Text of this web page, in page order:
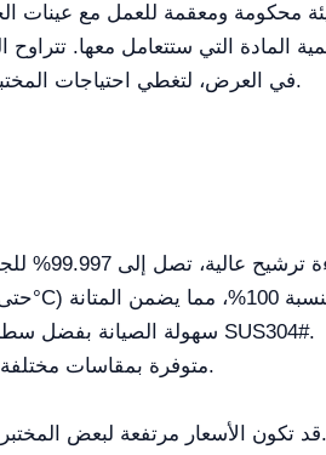
في العرض، لتغطي احتياجات المختبرات الصغيرة إلى المساحات الأكبر.
سهولة الصيانة بفضل سطحه من الفولاذ المقاوم للصدأ SUS304#.
متوفرة بمقاسات مختلفة لتلبية احتياجات المستخدمين.
قد تكون الأسعار مرتفعة لبعض المختبرات ذات الميزانيات المحدودة.